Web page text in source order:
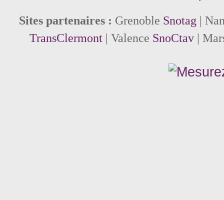
Sites partenaires : Grenoble Snotag |
TransClermont| Valence SnoCtav|